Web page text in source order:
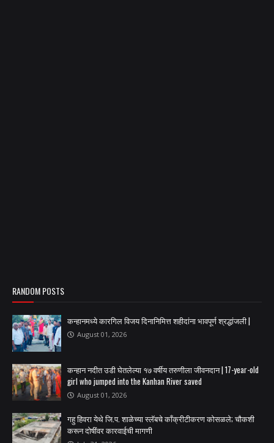
RANDOM POSTS
कन्हानमध्ये कारगिल विजय दिनानिमित्त शहीदांना भावपूर्ण श्रद्धांजली |
August 01, 2026
कन्हान नदीत उडी घेतलेल्या १७ वर्षीय तरुणीला जीवनदान | 17-year-old
girl who jumped into the Kanhan River saved
August 01, 2026
गहु हिवरा येथे जि.प. शाळेच्या स्लॅबचे काँक्रीटीकरण कोसळले; चौकशी
करून दोषींवर कारवाईची मागणी